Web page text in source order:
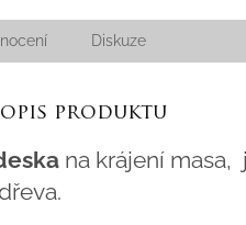
Diskuze
produktu
na krájení masa,